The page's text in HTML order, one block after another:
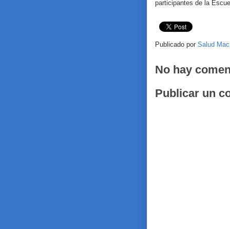
participantes de la
Publicado por Salud
No hay
Publicar un